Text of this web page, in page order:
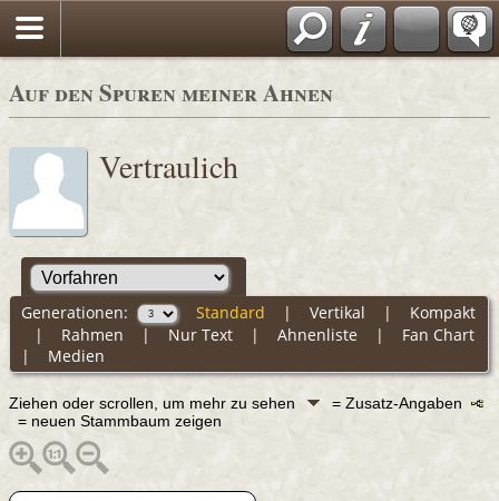
Auf den Spuren meiner Ahnen
Vertraulich
Generationen: Standard | Vertikal | Kompakt
| Rahmen | Nur Text| Ahnenliste | Fan Chart
| Medien
Ziehen oder scrollen, um mehr zu sehen
= Zusatz-Angaben
= neuen Stammbaum zeigen